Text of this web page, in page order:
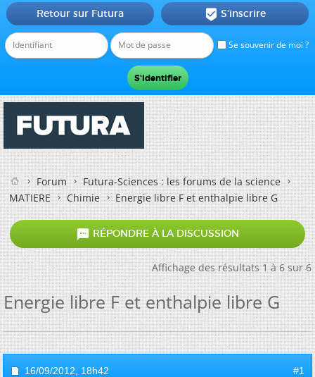
Se souvenir de moi ?
Retour sur Futura  S'inscrire
Forum
Futura-Sciences : les forums de la science
MATIERE
Chimie Energie libre F et enthalpie libre G
 RÉPONDRE À LA DISCUSSION
Affichage des résultats 1 à 6 sur 6
Energie libre F et enthalpie libre G
16/09/2012, 18h42 #1